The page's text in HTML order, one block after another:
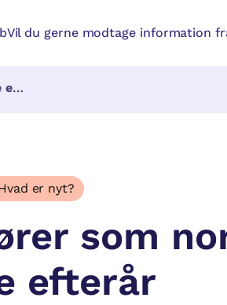
Vil du gerne modtage information
er nyt?
som
efterår